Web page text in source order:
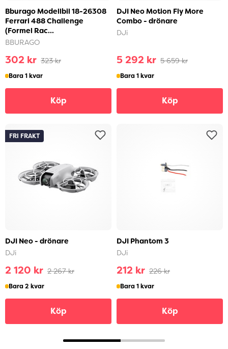
Bburago Modellbil 18-26308
Ferrari 488 Challenge
(Formel Rac...
BBURAGO
302 kr 323 kr
Bara 1 kvar
Köp
DJI Neo Motion Fly More
Combo - drönare
DJi
5 292 kr 5 659 kr
Bara 1 kvar
Köp
DJI Neo - drönare
DJi
2 120 kr 2 267 kr
FRI FRAKT
Bara 2 kvar
Köp
DJI Phantom 3
DJi
212 kr 226 kr
Bara 1 kvar
Köp